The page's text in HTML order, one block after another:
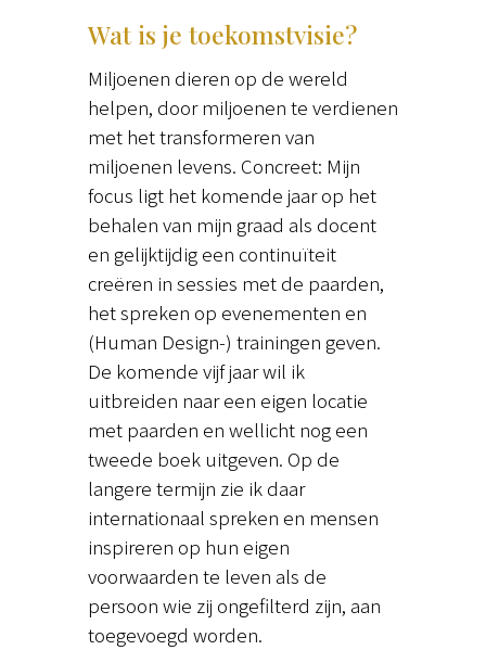
Wat is je toekomstvisie?
Miljoenen dieren op de wereld
helpen, door miljoenen te verdienen
met het transformeren van
miljoenen levens. Concreet: Mijn
focus ligt het komende jaar op het
behalen van mijn graad als docent
en gelijktijdig een continuïteit
creëren in sessies met de paarden,
het spreken op evenementen en
(Human Design-) trainingen geven.
De komende vijf jaar wil ik
uitbreiden naar een eigen locatie
met paarden en wellicht nog een
tweede boek uitgeven. Op de
langere termijn zie ik daar
internationaal spreken en mensen
inspireren op hun eigen
voorwaarden te leven als de
persoon wie zij ongefilterd zijn, aan
toegevoegd worden.